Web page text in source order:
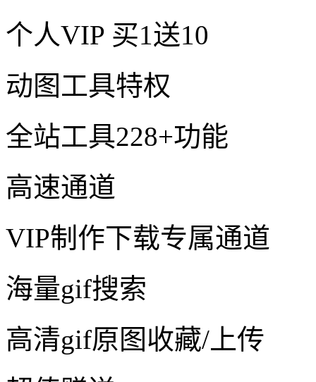
个人VIP 买1送10
动图工具特权
全站工具228+功能
高速通道
VIP制作下载专属通道
海量gif搜索
高清gif原图收藏/上传